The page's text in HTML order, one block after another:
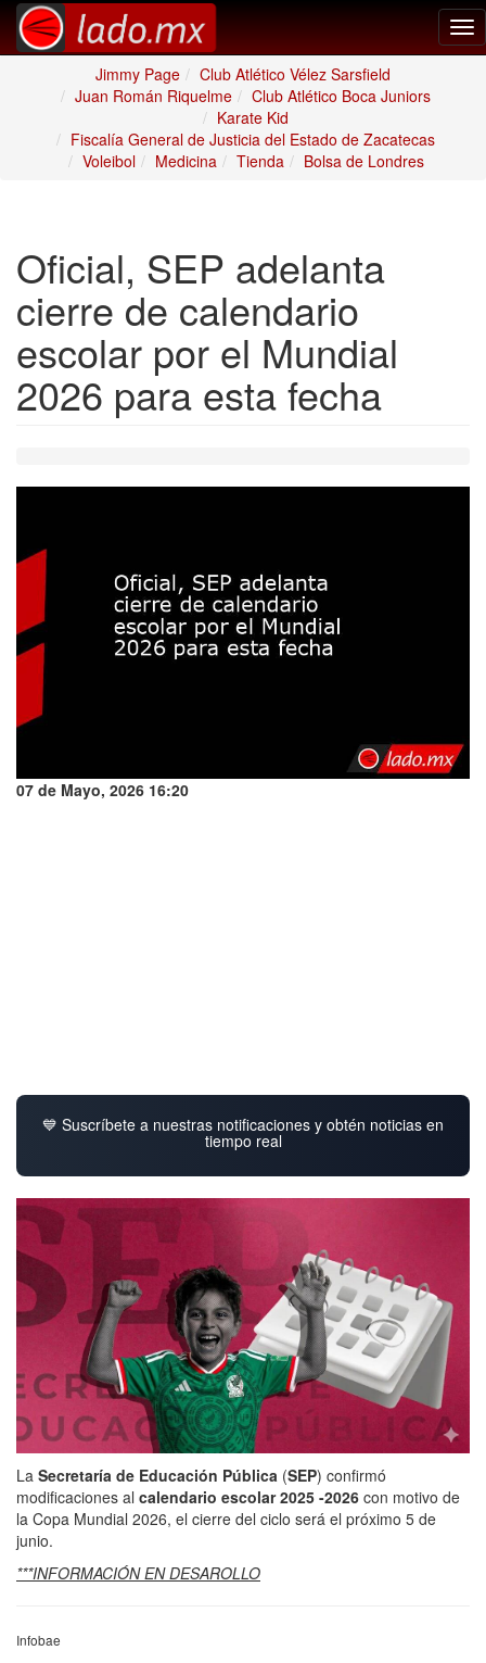
Jimmy Page
Club Atlético Vélez Sarsfield
Juan Román Riquelme
Club Atlético Boca Juniors
Karate Kid
Fiscalía General de Justicia del Estado de Zacatecas
Voleibol
Medicina Tienda Bolsa de Londres
Oficial, SEP adelanta
cierre de calendario
escolar por el Mundial
2026 para esta fecha
07 de Mayo, 2026 16:20
💙 Suscríbete a nuestras notificaciones y obtén noticias en
tiempo real
La Secretaría de Educación Pública (SEP) confirmó
modificaciones al calendario escolar 2025 -2026 con motivo de
la Copa Mundial 2026, el cierre del ciclo será el próximo 5 de
junio.
***INFORMACIÓN EN DESAROLLO
Infobae